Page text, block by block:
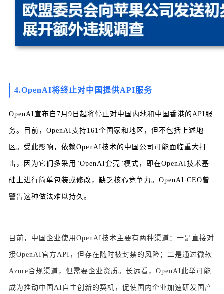
4.OpenAI将终止对中国提供API服务
OpenAI宣布自7月9日起将停止对中国内地和中国香港的API服
务。目前，OpenAI支持161个国家和地区，但不包括上述地
区。受此影响，依赖OpenAI技术的中国公司可能面临重大打
击，因为它们多采用"OpenAI套壳"模式，即在OpenAI技术基
础上进行简单包装或修改，缺乏核心竞争力。OpenAI CEO曾
警告这种做法难以持久。
目前，中国企业使用OpenAI技术主要有两种渠道：一是直接对
接OpenAI官方API，但存在随时被封禁的风险；二是通过微软
Azure合规渠道，但需要企业资质。长远看，OpenAI此举可能
成为推动中国AI自主创新的契机，促使国内企业加速研发国产